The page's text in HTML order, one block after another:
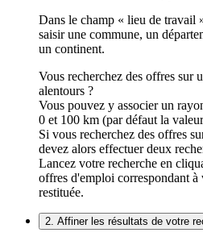
Dans le champ « lieu de travail
saisir une commune, un
un continent.
Vous recherchez des offres sur
alentours ?
Vous pouvez y associer un
0 et 100 km (par défaut la
Si vous recherchez des offres
devez alors effectuer deux
Lancez votre recherche en
offres d'emploi correspondant à
restituée.
2. Affiner les résultats de votre